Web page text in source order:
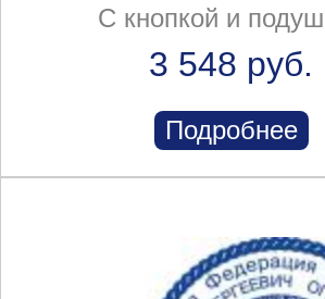
С кнопкой и
3 548 руб.
Подробнее